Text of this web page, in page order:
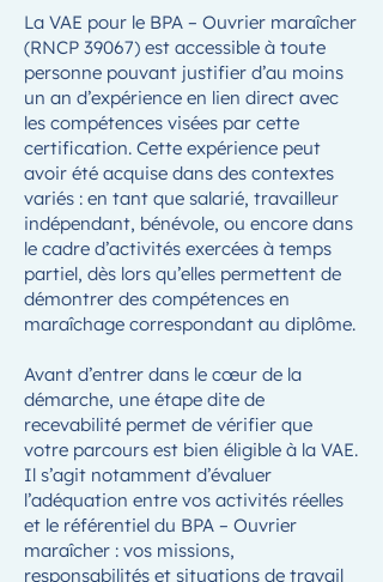
La VAE pour le BPA – Ouvrier maraîcher
(RNCP 39067) est accessible à toute
personne pouvant justifier d’au moins
un an d’expérience en lien direct avec
les compétences visées par cette
certification. Cette expérience peut
avoir été acquise dans des contextes
variés : en tant que salarié, travailleur
indépendant, bénévole, ou encore dans
le cadre d’activités exercées à temps
partiel, dès lors qu’elles permettent de
démontrer des compétences en
maraîchage correspondant au diplôme.
Avant d’entrer dans le cœur de la
démarche, une étape dite de
recevabilité permet de vérifier que
votre parcours est bien éligible à la VAE.
Il s’agit notamment d’évaluer
l’adéquation entre vos activités réelles
et le référentiel du BPA – Ouvrier
maraîcher : vos missions,
responsabilités et situations de travail